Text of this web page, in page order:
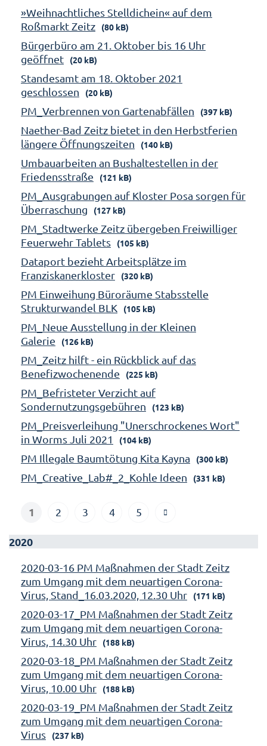
»Weihnachtliches Stelldichein« auf dem
Roßmarkt Zeitz
(80 kB)
Bürgerbüro am 21. Oktober bis 16 Uhr
geöffnet
(20 kB)
Standesamt am 18. Oktober 2021
geschlossen
(20 kB)
PM_Verbrennen von Gartenabfällen (397 kB)
Naether-Bad Zeitz bietet in den Herbstferien
längere Öffnungszeiten
(140 kB)
Umbauarbeiten an Bushaltestellen in der
Friedensstraße
(121 kB)
PM_Ausgrabungen auf Kloster Posa sorgen für
Überraschung
(127 kB)
PM_Stadtwerke Zeitz übergeben Freiwilliger
Feuerwehr Tablets
(105 kB)
Dataport bezieht Arbeitsplätze im
Franziskanerkloster
(320 kB)
PM Einweihung Büroräume Stabsstelle
Strukturwandel BLK
(105 kB)
PM_Neue Ausstellung in der Kleinen
Galerie
(126 kB)
PM_Zeitz hilft - ein Rückblick auf das
Benefizwochenende
(225 kB)
PM_Befristeter Verzicht auf
Sondernutzungsgebühren
(123 kB)
PM_Preisverleihung "Unerschrockenes Wort"
in Worms Juli 2021
(104 kB)
PM Illegale Baumtötung Kita Kayna (300 kB)
PM_Creative_Lab#_2_Kohle Ideen (331 kB)
1 2 3 4 5
2020
2020-03-16 PM Maßnahmen der Stadt Zeitz
zum Umgang mit dem neuartigen Corona-
Virus, Stand_16.03.2020, 12.30 Uhr
(171 kB)
2020-03-17_PM Maßnahmen der Stadt Zeitz
zum Umgang mit dem neuartigen Corona-
Virus, 14.30 Uhr
(188 kB)
2020-03-18_PM Maßnahmen der Stadt Zeitz
zum Umgang mit dem neuartigen Corona-
Virus, 10.00 Uhr
(188 kB)
2020-03-19_PM Maßnahmen der Stadt Zeitz
zum Umgang mit dem neuartigen Corona-
Virus
(237 kB)